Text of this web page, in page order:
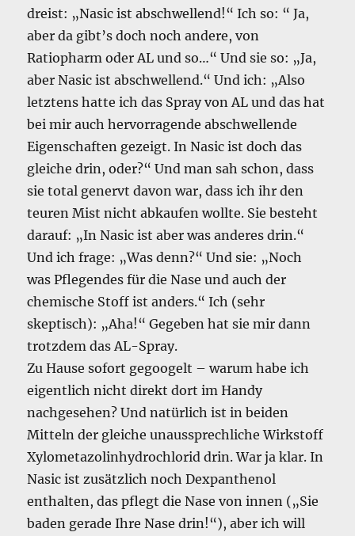
dreist: „Nasic ist abschwellend!“ Ich so: “ Ja,
aber da gibt’s doch noch andere, von
Ratiopharm oder AL und so…“ Und sie so: „Ja,
aber Nasic ist abschwellend.“ Und ich: „Also
letztens hatte ich das Spray von AL und das hat
bei mir auch hervorragende abschwellende
Eigenschaften gezeigt. In Nasic ist doch das
gleiche drin, oder?“ Und man sah schon, dass
sie total genervt davon war, dass ich ihr den
teuren Mist nicht abkaufen wollte. Sie besteht
darauf: „In Nasic ist aber was anderes drin.“
Und ich frage: „Was denn?“ Und sie: „Noch
was Pflegendes für die Nase und auch der
chemische Stoff ist anders.“ Ich (sehr
skeptisch): „Aha!“ Gegeben hat sie mir dann
trotzdem das AL-Spray.
Zu Hause sofort gegoogelt – warum habe ich
eigentlich nicht direkt dort im Handy
nachgesehen? Und natürlich ist in beiden
Mitteln der gleiche unaussprechliche Wirkstoff
Xylometazolinhydrochlorid drin. War ja klar. In
Nasic ist zusätzlich noch Dexpanthenol
enthalten, das pflegt die Nase von innen („Sie
baden gerade Ihre Nase drin!“), aber ich will